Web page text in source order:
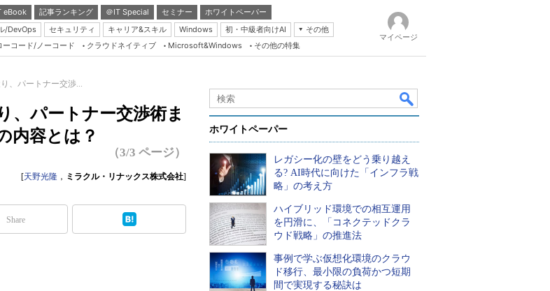
eBook 記事ランキング ＠IT Special セミナー
ホワイトペーパー
/DevOps セキュリティ キャリア&スキル Windows 初・中級者向けAI
その他
Server & Storage
Coding Edge
Database Expert
Master of IP Network
Security & Trust
ーコード/ノーコード クラウドネイティブ Microsoft&Windows その他の特集
マイページ
、パートナー交渉...
、パートナー交渉術ま
内容とは？
（3/3 ページ）
[天野光隆 ， ミラクル・リナックス株式会社]
Share
ホワイトペーパー
レガシー化の壁をどう乗り越え
る? AI時代に向けた「インフラ戦
略」の考え方
ハイブリッド環境での相互運用
を円滑に、「コネクテッドクラ
ウド戦略」の推進法
事例で学ぶ仮想化環境のクラウ
ド移行、最小限の負荷かつ短期
間で実現する秘訣は